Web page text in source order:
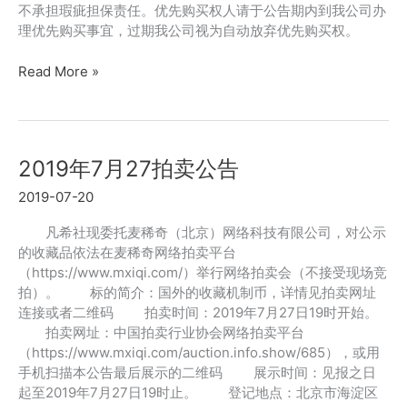
不承担瑕疵担保责任。优先购买权人请于公告期内到我公司办
理优先购买事宜，过期我公司视为自动放弃优先购买权。
2020
拍
卖
Read More »
2019年7月27拍卖公告
2019-07-20
凡希社现委托麦稀奇（北京）网络科技有限公司，对公示
的收藏品依法在麦稀奇网络拍卖平台
（https://www.mxiqi.com/）举行网络拍卖会（不接受现场竞
拍）。 标的简介：国外的收藏机制币，详情见拍卖网址
连接或者二维码 拍卖时间：2019年7月27日19时开始。
拍卖网址：中国拍卖行业协会网络拍卖平台
（https://www.mxiqi.com/auction.info.show/685），或用
手机扫描本公告最后展示的二维码 展示时间：见报之日
起至2019年7月27日19时止。 登记地点：北京市海淀区